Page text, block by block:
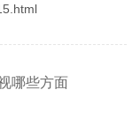
哪些方面